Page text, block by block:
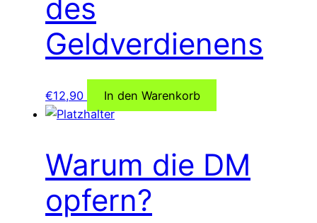
des
Geldverdienens
€12,90 In den Warenkorb
Warum die DM
opfern?